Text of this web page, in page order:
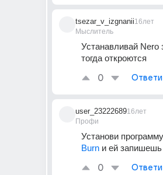
tsezar_v_izgnanii
Мыслитель
16лет
Устанавливай Nero
тогда откроются
0
user_23222689
Профи
16лет
Установи
Burn и ей запишешь
0